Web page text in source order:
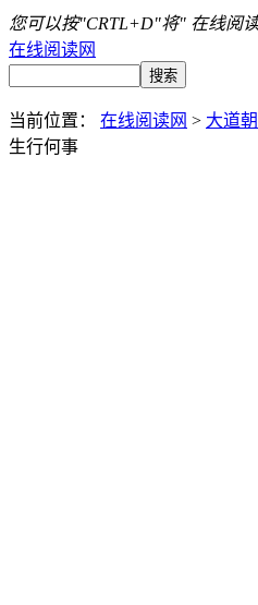
您可以按"CRTL+D"将" 在线阅
在线阅读网
当前位置： 在线阅读网 > 大道
生行何事